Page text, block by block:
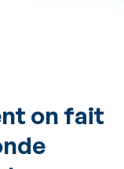
on fait